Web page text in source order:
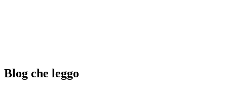
Blog che leggo